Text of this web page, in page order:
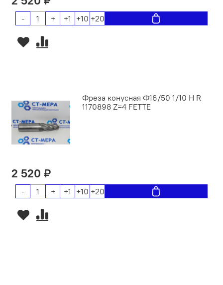
- + +1 +10 +20
Фреза конусная Ф16/50 1/10 H R
1170898 Z=4 FETTE
2 520 ₽
- + +1 +10 +20